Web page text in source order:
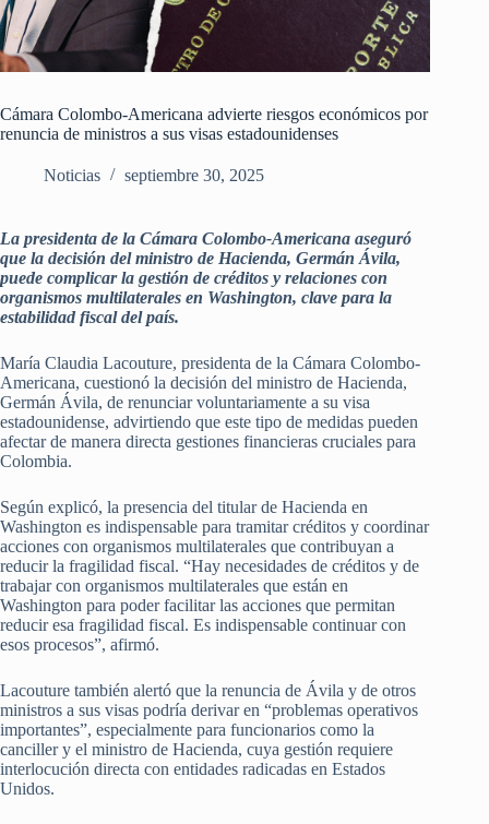
Cámara Colombo-Americana advierte riesgos económicos por
renuncia de ministros a sus visas estadounidenses
Noticias septiembre 30, 2025
La presidenta de la Cámara Colombo-Americana aseguró
que la decisión del ministro de Hacienda, Germán Ávila,
puede complicar la gestión de créditos y relaciones con
organismos multilaterales en Washington, clave para la
estabilidad fiscal del país.
María Claudia Lacouture, presidenta de la Cámara Colombo-
Americana, cuestionó la decisión del ministro de Hacienda,
Germán Ávila, de renunciar voluntariamente a su visa
estadounidense, advirtiendo que este tipo de medidas pueden
afectar de manera directa gestiones financieras cruciales para
Colombia.
Según explicó, la presencia del titular de Hacienda en
Washington es indispensable para tramitar créditos y coordinar
acciones con organismos multilaterales que contribuyan a
reducir la fragilidad fiscal. “Hay necesidades de créditos y de
trabajar con organismos multilaterales que están en
Washington para poder facilitar las acciones que permitan
reducir esa fragilidad fiscal. Es indispensable continuar con
esos procesos”, afirmó.
Lacouture también alertó que la renuncia de Ávila y de otros
ministros a sus visas podría derivar en “problemas operativos
importantes”, especialmente para funcionarios como la
canciller y el ministro de Hacienda, cuya gestión requiere
interlocución directa con entidades radicadas en Estados
Unidos.